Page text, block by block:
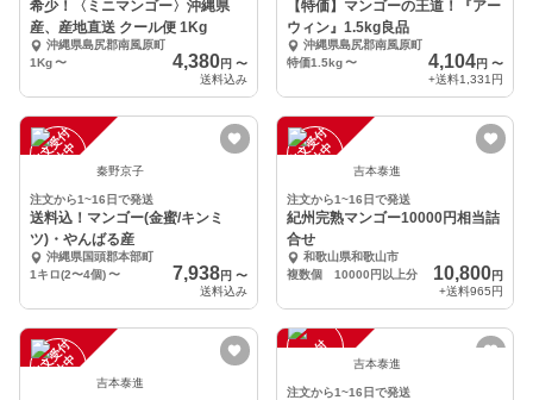
希少！〈ミニマンゴー〉沖縄県
産、産地直送 クール便 1Kg
沖縄県島尻郡南風原町
1Kg〜 4,380円 〜
送料込み
【特価】マンゴーの王道！『アー
ウィン』1.5kg良品
沖縄県島尻郡南風原町
特価1.5kg 〜 4,104円 〜
+送料1,331円
注
文
受
付
停
止
中 秦野京子
注文から1~16日で発送
送料込！マンゴー(金蜜/キンミ
ツ)・やんばる産
沖縄県国頭郡本部町
1キロ(2〜4個)〜 7,938円 〜
送料込み
注
文
受
付
停
止
中 吉本泰進
注文から1~16日で発送
紀州完熟マンゴー10000円相当詰
合せ
和歌山県和歌山市
複数個 10000円以上分
10,800円
+送料965円
注
文
受
付
停
止
中 吉本泰進
注
文
受
付
停
止 吉本泰進
注文から1~16日で発送